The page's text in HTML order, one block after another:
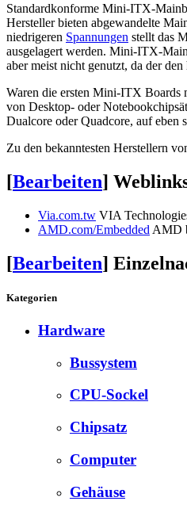
Standardkonforme Mini-ITX-
Hersteller bieten abgewandelte
niedrigeren Spannungen stellt das
ausgelagert werden. Mini-ITX-
aber meist nicht genutzt, da der
Waren die ersten Mini-ITX Boards
von Desktop- oder
Dualcore oder Quadcore, auf
Zu den bekanntesten Herstellern
[Bearbeiten]
Via.com.tw VIA
AMD.com/Embedded AMD
[Bearbeiten]
Kategorien
Hardware
Bussystem
CPU-Sockel
Chipsatz
Computer
Gehäuse